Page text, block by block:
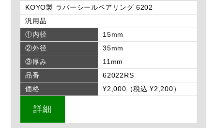
KOYO製 ラバーシールベアリング 6202
汎用品
①内径
15mm
②外径
35mm
③厚み
11mm
品番
62022RS
価格
¥2,000（税込 ¥2,200）
詳細